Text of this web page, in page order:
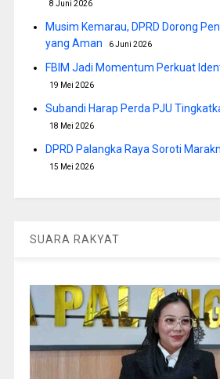
8 Juni 2026
Musim Kemarau, DPRD Dorong
yang Aman
6 Juni 2026
FBIM Jadi Momentum Perkuat
19 Mei 2026
Subandi Harap Perda PJU
18 Mei 2026
DPRD Palangka Raya Soroti
15 Mei 2026
SUARA RAKYAT